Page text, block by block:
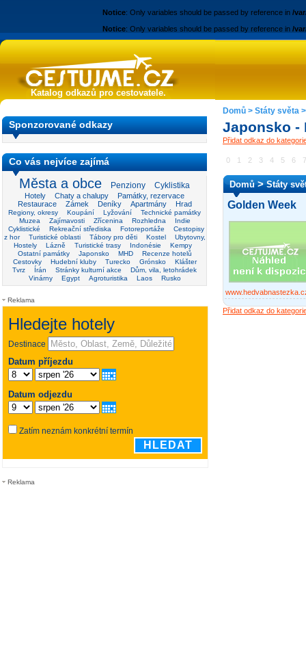
Notice: Only variables should be passed by reference in /
Notice: Only variables should be passed by reference in /
Katalog odkazů pro cestovatele.
Sponzorované odkazy
Co vás nejvíce zajímá
Města a obce Penziony Cyklistika
Hotely Chaty a chalupy
Památky, rezervace
Restaurace
Zámek Deníky Apartmány Hrad
Regiony, okresy Koupání Lyžování
Technické památky
Muzea
Zajímavosti Zřícenina Rozhledna
Indie
Cyklistické
Rekreační střediska Fotoreportáže
Cestopisy
z hor
Turistické oblasti Tábory pro děti Kostel
Ubytovny,
Hostely
Lázně Turistické trasy Indonésie
Kempy
Ostatní památky
Japonsko MHD
Recenze hotelů
Cestovky
Hudební kluby Turecko Grónsko
Klášter
Tvrz
Írán Stránky kulturní akce
Dům, vila, letohrádek
Vinárny
Egypt Agroturistika Laos Rusko
Reklama
Reklama
Domů > Státy světa
Japonsko -
Přidat odkaz do
0 1 2 3 4 5 6 7
Domů>Státy
Golden Week
Přidat odkaz do